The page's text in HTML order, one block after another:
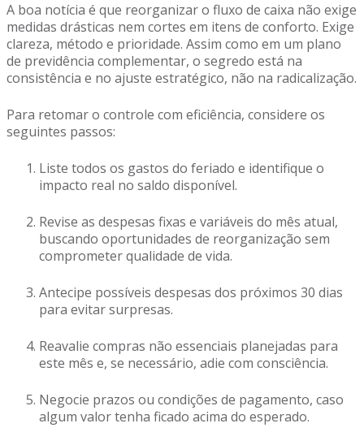
A boa notícia é que reorganizar o fluxo de caixa não exige
medidas drásticas nem cortes em itens de conforto. Exige
clareza, método e prioridade. Assim como em um plano
de previdência complementar, o segredo está na
consistência e no ajuste estratégico, não na radicalização.
Para retomar o controle com eficiência, considere os
seguintes passos:
Liste todos os gastos do feriado e identifique o
impacto real no saldo disponível.
Revise as despesas fixas e variáveis do mês atual,
buscando oportunidades de reorganização sem
comprometer qualidade de vida.
Antecipe possíveis despesas dos próximos 30 dias
para evitar surpresas.
Reavalie compras não essenciais planejadas para
este mês e, se necessário, adie com consciência.
Negocie prazos ou condições de pagamento, caso
algum valor tenha ficado acima do esperado.